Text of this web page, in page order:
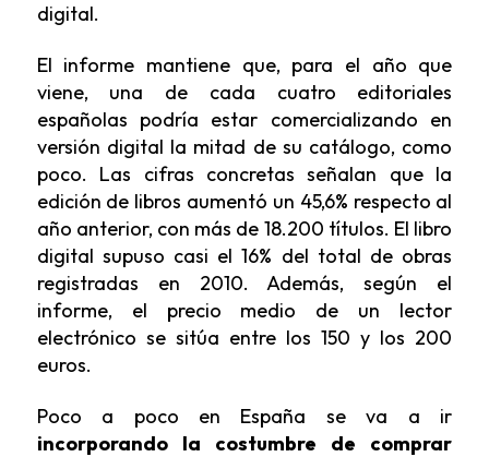
digital.
El informe mantiene que, para el año que
viene, una de cada cuatro editoriales
españolas podría estar comercializando en
versión digital la mitad de su catálogo, como
poco. Las cifras concretas señalan que la
edición de libros aumentó un 45,6% respecto al
año anterior, con más de 18.200 títulos. El libro
digital supuso casi el 16% del total de obras
registradas en 2010. Además, según el
informe, el precio medio de un lector
electrónico se sitúa entre los 150 y los 200
euros.
Poco a poco en España se va a ir
incorporando la costumbre de comprar